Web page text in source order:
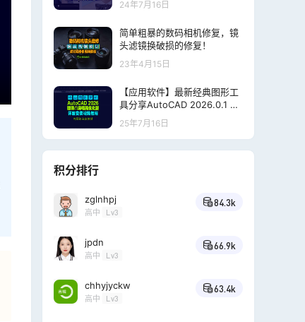
图、全免费适配华为鸿蒙
24年7月16日
简单粗暴的数码相机修复，镜
头滤镜换破损的修复！
23年4月15日
【应用软件】最新经典图形工
具分享AutoCAD 2026.0.1 珊
瑚の海精简优化版 [2025.07.0
8更新]
25年7月16日
积分排行
zglnhpj
高中 Lv3
84.3k
jpdn
高中 Lv3
66.9k
chhyjyckw
高中 Lv3
63.4k